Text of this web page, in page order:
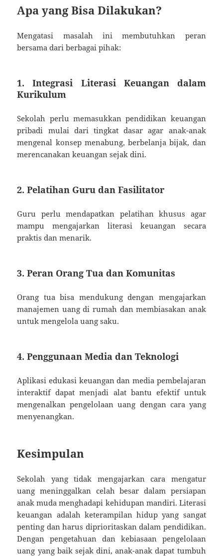
Apa yang Bisa Dilakukan?
Mengatasi masalah ini membutuhkan peran
bersama dari berbagai pihak:
1. Integrasi Literasi Keuangan dalam
Kurikulum
Sekolah perlu memasukkan pendidikan keuangan
pribadi mulai dari tingkat dasar agar anak-anak
mengenal konsep menabung, berbelanja bijak, dan
merencanakan keuangan sejak dini.
2. Pelatihan Guru dan Fasilitator
Guru perlu mendapatkan pelatihan khusus agar
mampu mengajarkan literasi keuangan secara
praktis dan menarik.
3. Peran Orang Tua dan Komunitas
Orang tua bisa mendukung dengan mengajarkan
manajemen uang di rumah dan membiasakan anak
untuk mengelola uang saku.
4. Penggunaan Media dan Teknologi
Aplikasi edukasi keuangan dan media pembelajaran
interaktif dapat menjadi alat bantu efektif untuk
mengenalkan pengelolaan uang dengan cara yang
menyenangkan.
Kesimpulan
Sekolah yang tidak mengajarkan cara mengatur
uang meninggalkan celah besar dalam persiapan
anak muda menghadapi kehidupan mandiri. Literasi
keuangan adalah keterampilan hidup yang sangat
penting dan harus diprioritaskan dalam pendidikan.
Dengan pengetahuan dan kebiasaan pengelolaan
uang yang baik sejak dini, anak-anak dapat tumbuh